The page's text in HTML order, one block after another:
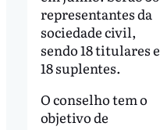
representantes da
sociedade civil,
sendo 18 titulares e
18 suplentes.
O conselho tem o
objetivo de